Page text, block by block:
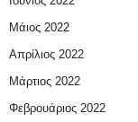
Μάιος 2022
Απρίλιος 2022
Μάρτιος 2022
Φεβρουάριος 2022